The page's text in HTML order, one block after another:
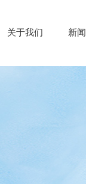
关于我们 新